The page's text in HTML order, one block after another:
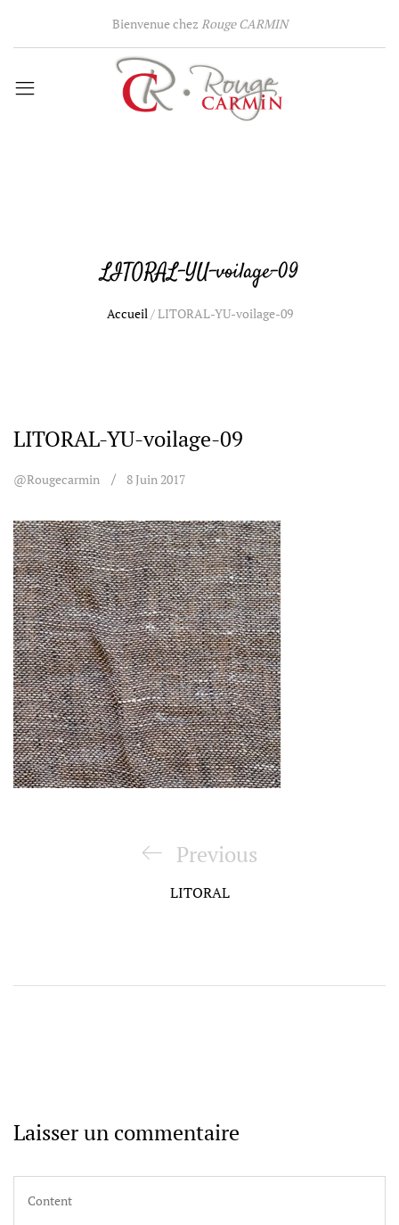
Bienvenue chez Rouge CARMIN
LITORAL-YU-voilage-09
Accueil/LITORAL-YU-voilage-09
LITORAL-YU-voilage-09
@rougecarmin 8 Juin 2017
Previous
Post
Previous
LITORAL
Laisser un commentaire